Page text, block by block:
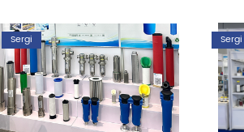
Sergi Sergi